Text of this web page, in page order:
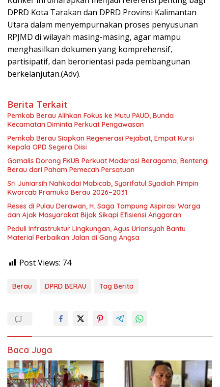
DPRD Kota Tarakan dan DPRD Provinsi Kalimantan
Utara dalam menyempurnakan proses penyusunan
RPJMD di wilayah masing-masing, agar mampu
menghasilkan dokumen yang komprehensif,
partisipatif, dan berorientasi pada pembangunan
berkelanjutan.(Adv).
Berita Terkait
Pemkab Berau Alihkan Fokus ke Mutu PAUD, Bunda
Kecamatan Diminta Perkuat Pengawasan
Pemkab Berau Siapkan Regenerasi Pejabat, Empat Kursi
Kepala OPD Segera Diisi
Gamalis Dorong FKUB Perkuat Moderasi Beragama, Bentengi
Berau dari Paham Pemecah Persatuan
Sri Juniarsih Nahkodai Mabicab, Syarifatul Syadiah Pimpin
Kwarcab Pramuka Berau 2026–2031
Reses di Pulau Derawan, H. Saga Tampung Aspirasi Warga
dan Ajak Masyarakat Bijak Sikapi Efisiensi Anggaran
Peduli Infrastruktur Lingkungan, Agus Uriansyah Bantu
Material Perbaikan Jalan di Gang Angsa
Post Views: 74
Berau DPRD BERAU Tag Berita
Baca Juga